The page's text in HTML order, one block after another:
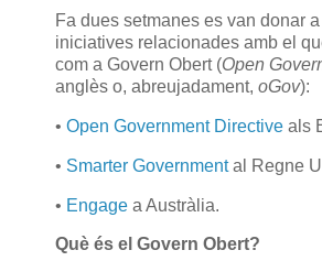
Fa dues setmanes es van donar
iniciatives relacionades amb el
com a Govern Obert (Open
anglès o, abreujadament, oGov):
• Open Government Directive als
• Smarter Governmental Regne
• Engage a Austràlia.
Què és el Govern Obert?